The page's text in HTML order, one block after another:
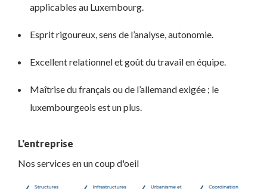
applicables au Luxembourg.
Esprit rigoureux, sens de l’analyse, autonomie.
Excellent relationnel et goût du travail en équipe.
Maîtrise du français ou de l’allemand exigée ; le
luxembourgeois est un plus.
L'entreprise
Nos services en un coup d'oeil